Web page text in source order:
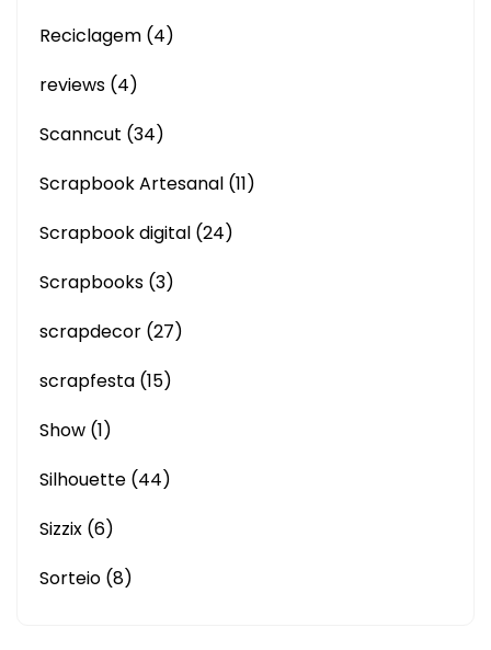
Reciclagem (4)
reviews (4)
Scanncut (34)
Scrapbook Artesanal (11)
Scrapbook digital (24)
Scrapbooks (3)
scrapdecor (27)
scrapfesta (15)
Show (1)
Silhouette (44)
Sizzix (6)
Sorteio (8)